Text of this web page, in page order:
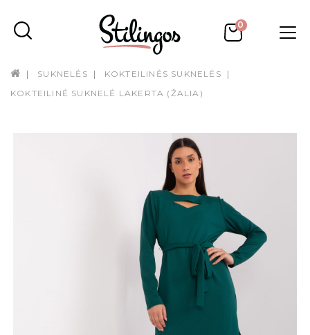
0
SUKNELĖS
KOKTEILINĖS SUKNELĖS
KOKTEILINĖ SUKNELĖ LAKERTA (ŽALIA)